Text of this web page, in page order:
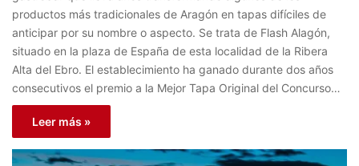
productos más tradicionales de Aragón en tapas difíciles de
anticipar por su nombre o aspecto. Se trata de Flash Alagón,
situado en la plaza de España de esta localidad de la Ribera
Alta del Ebro. El establecimiento ha ganado durante dos años
consecutivos el premio a la Mejor Tapa Original del Concurso…
Leer más »